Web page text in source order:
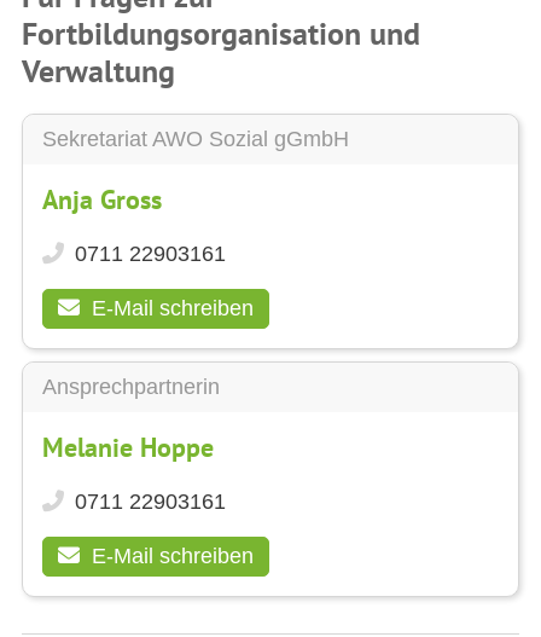
Fortbildungsorganisation und
Verwaltung
Sekretariat AWO Sozial gGmbH
Anja Gross
0711 22903161
E-Mail schreiben
Ansprechpartnerin
Melanie Hoppe
0711 22903161
E-Mail schreiben